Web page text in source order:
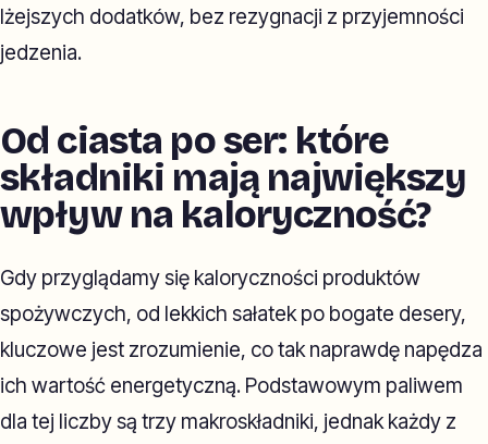
lżejszych dodatków, bez rezygnacji z przyjemności
jedzenia.
Od ciasta po ser: które
składniki mają największy
wpływ na kaloryczność?
Gdy przyglądamy się kaloryczności produktów
spożywczych, od lekkich sałatek po bogate desery,
kluczowe jest zrozumienie, co tak naprawdę napędza
ich wartość energetyczną. Podstawowym paliwem
dla tej liczby są trzy makroskładniki, jednak każdy z